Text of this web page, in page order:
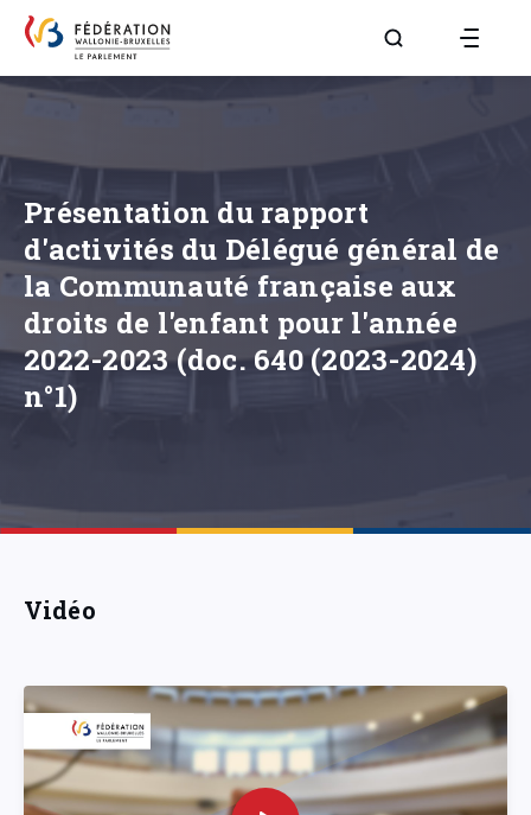
Aller à la page
Présentation du rapport
d'activités du Délégué général de
la Communauté française aux
droits de l'enfant pour l'année
2022-2023 (doc. 640 (2023-2024)
n°1)
Vidéo